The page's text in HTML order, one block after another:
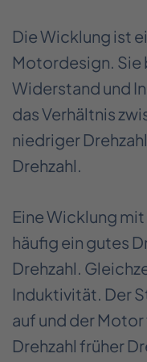
Die Wicklung ist
Motordesign. Sie
Widerstand und
das Verhältnis
niedriger
Drehzahl.
Eine Wicklung
häufig ein gutes
Drehzahl.
Induktivität. Der
auf und der
Drehzahl früher